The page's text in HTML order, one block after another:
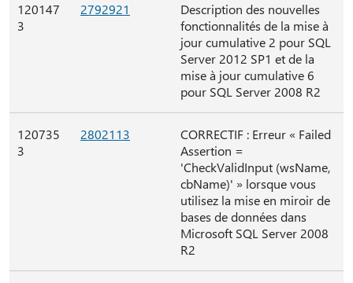
120147
3
2792921
Description des nouvelles
fonctionnalités de la mise à
jour cumulative 2 pour SQL
Server 2012 SP1 et de la
mise à jour cumulative 6
pour SQL Server 2008 R2
120735
3
2802113
CORRECTIF : Erreur « Failed
Assertion =
'CheckValidInput (wsName,
cbName)' » lorsque vous
utilisez la mise en miroir de
bases de données dans
Microsoft SQL Server 2008
R2